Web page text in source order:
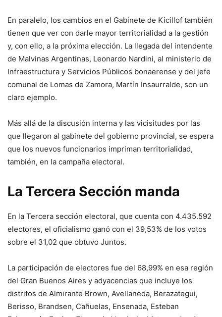
En paralelo, los cambios en el Gabinete de Kicillof también
tienen que ver con darle mayor territorialidad a la gestión
y, con ello, a la próxima elección. La llegada del intendente
de Malvinas Argentinas, Leonardo Nardini, al ministerio de
Infraestructura y Servicios Públicos bonaerense y del jefe
comunal de Lomas de Zamora, Martín Insaurralde, son un
claro ejemplo.
Más allá de la discusión interna y las vicisitudes por las
que llegaron al gabinete del gobierno provincial, se espera
que los nuevos funcionarios impriman territorialidad,
también, en la campaña electoral.
La Tercera Sección manda
En la Tercera sección electoral, que cuenta con 4.435.592
electores, el oficialismo ganó con el 39,53% de los votos
sobre el 31,02 que obtuvo Juntos.
La participación de electores fue del 68,99% en esa región
del Gran Buenos Aires y adyacencias que incluye los
distritos de Almirante Brown, Avellaneda, Berazategui,
Berisso, Brandsen, Cañuelas, Ensenada, Esteban